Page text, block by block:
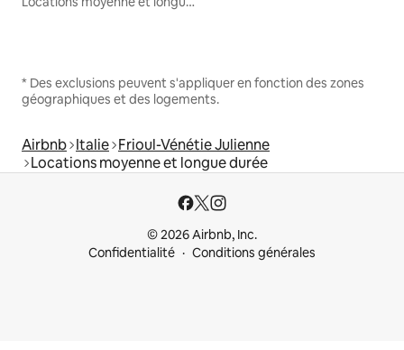
* Des exclusions peuvent s'appliquer en fonction des zones
géographiques et des logements.
Airbnb Italie Frioul-Vénétie Julienne
Locations moyenne et longue durée
© 2026 Airbnb, Inc.
Confidentialité
Conditions générales